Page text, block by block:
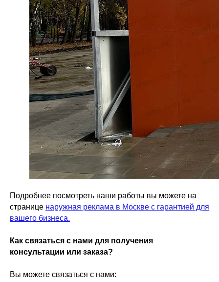
Подробнее посмотреть наши работы вы можете на
странице наружная реклама в Москве с гарантией для
вашего бизнеса.
Как связаться с нами для получения
консультации или заказа?
Вы можете связаться с нами: